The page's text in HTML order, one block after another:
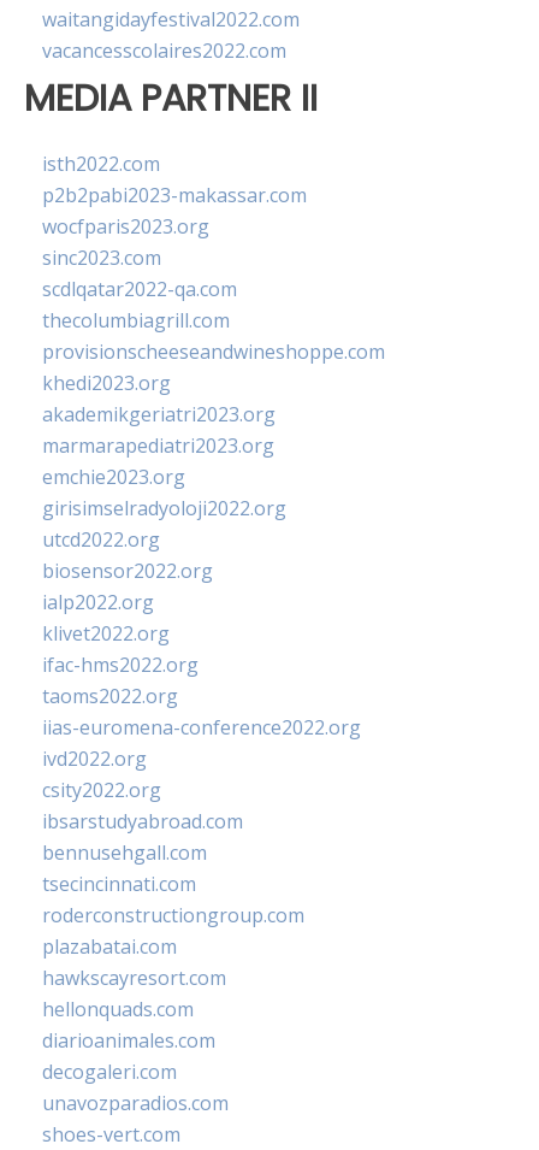
waitangidayfestival2022.com
vacancesscolaires2022.com
MEDIA PARTNER II
isth2022.com
p2b2pabi2023-makassar.com
wocfparis2023.org
sinc2023.com
scdlqatar2022-qa.com
thecolumbiagrill.com
provisionscheeseandwineshoppe.com
khedi2023.org
akademikgeriatri2023.org
marmarapediatri2023.org
emchie2023.org
girisimselradyoloji2022.org
utcd2022.org
biosensor2022.org
ialp2022.org
klivet2022.org
ifac-hms2022.org
taoms2022.org
iias-euromena-conference2022.org
ivd2022.org
csity2022.org
ibsarstudyabroad.com
bennusehgall.com
tsecincinnati.com
roderconstructiongroup.com
plazabatai.com
hawkscayresort.com
hellonquads.com
diarioanimales.com
decogaleri.com
unavozparadios.com
shoes-vert.com